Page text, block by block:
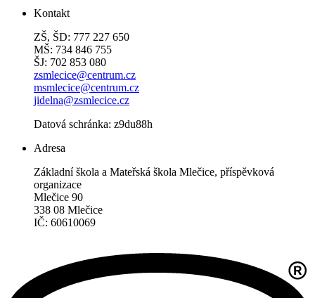
Kontakt
ZŠ, ŠD: 777 227 650
MŠ: 734 846 755
ŠJ: 702 853 080
zsmlecice@centrum.cz
msmlecice@centrum.cz
jidelna@zsmlecice.cz
Datová schránka: z9du88h
Adresa
Základní škola a Mateřská škola Mlečice, příspěvková
organizace
Mlečice 90
338 08 Mlečice
IČ: 60610069